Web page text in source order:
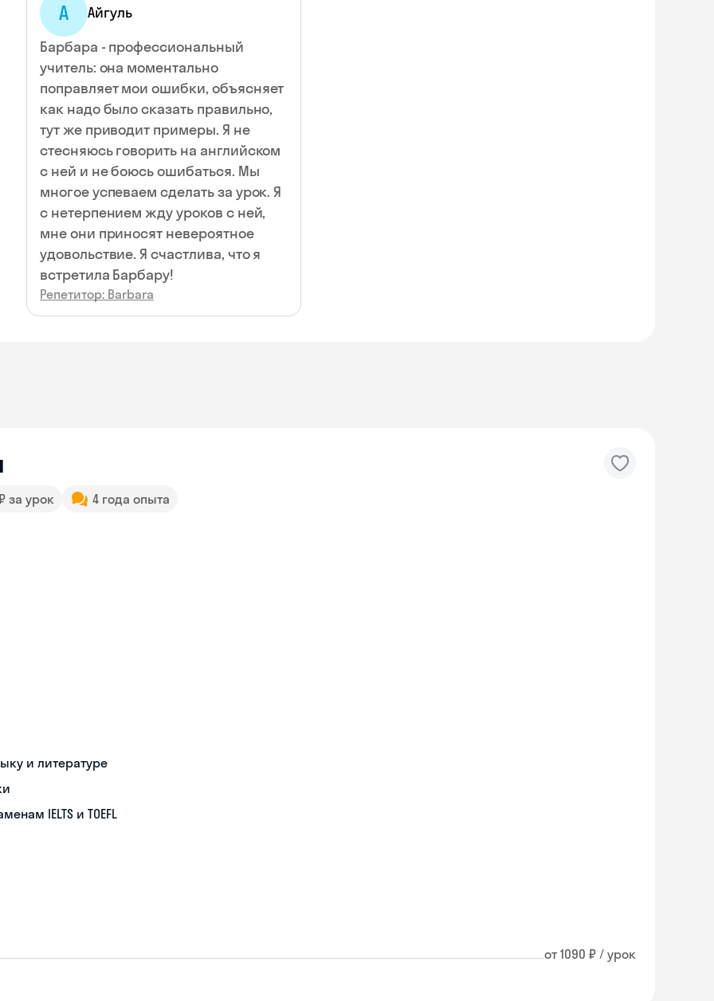
А
Айгуль
Барбара - профессиональный
учитель: она моментально
поправляет мои ошибки, объясняет
как надо было сказать правильно,
тут же приводит примеры. Я не
стесняюсь говорить на английском
с ней и не боюсь ошибаться. Мы
многое успеваем сделать за урок. Я
с нетерпением жду уроков с ней,
мне они приносят невероятное
удовольствие. Я счастлива, что я
встретила Барбару!
Репетитор: Barbara
за урок 4 года опыта
и литературе
IELTS и TOEFL
от 1090 ₽ / урок